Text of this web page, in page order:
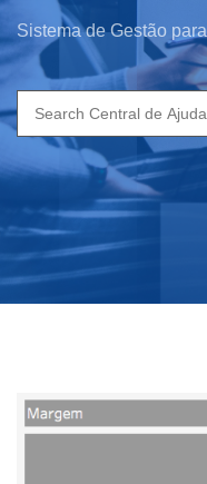
Sistema de Gestão
Search
for: